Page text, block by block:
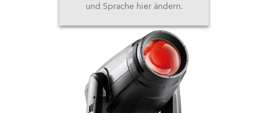
und Sprache hier ändern.